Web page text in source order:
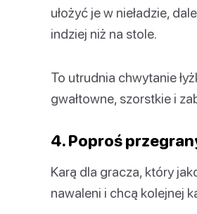
ułożyć je w nieładzie,
indziej niż na stole.
To utrudnia chwytanie
gwałtowne, szorstkie i
4. Poproś
Karą dla gracza, który
nawaleni i chcą kolejnej